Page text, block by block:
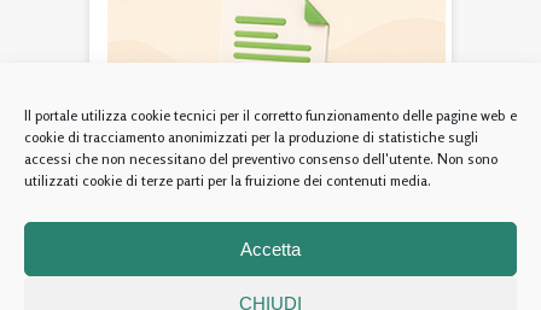
Il portale utilizza cookie tecnici per il corretto funzionamento delle pagine web e
cookie di tracciamento anonimizzati per la produzione di statistiche sugli
accessi che non necessitano del preventivo consenso dell'utente. Non sono
utilizzati cookie di terze parti per la fruizione dei contenuti media.
Accetta
CHIUDI
Fondazione Ente Nazionale di Previdenza ed Assistenza per gli
Psicologi - Via Cesare Beccaria 94/96 (00196) Roma – codice fiscale